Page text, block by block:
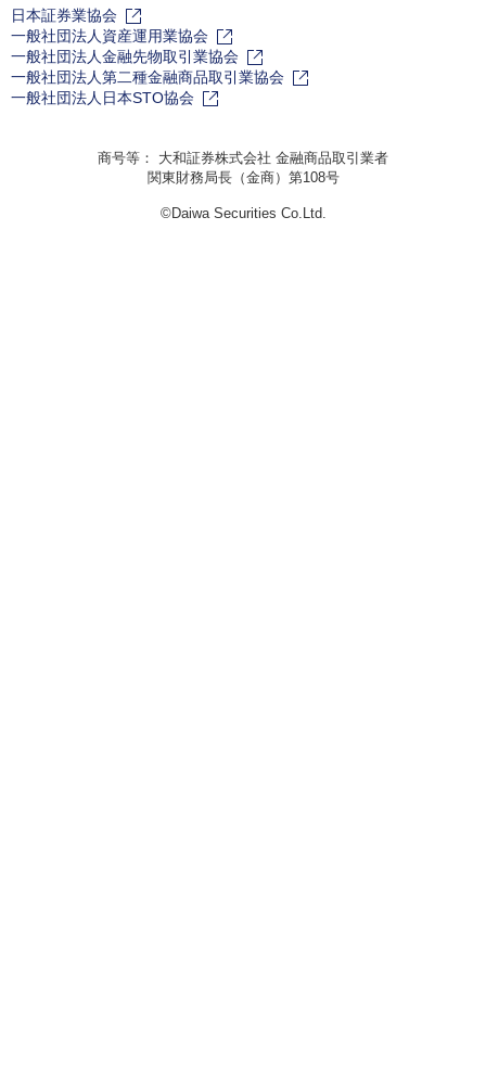
日本証券業協会
一般社団法人資産運用業協会
一般社団法人金融先物取引業協会
一般社団法人第二種金融商品取引業協会
一般社団法人日本STO協会
商号等： 大和証券株式会社 金融商品取引業者
関東財務局長（金商）第108号
©Daiwa Securities Co.Ltd.